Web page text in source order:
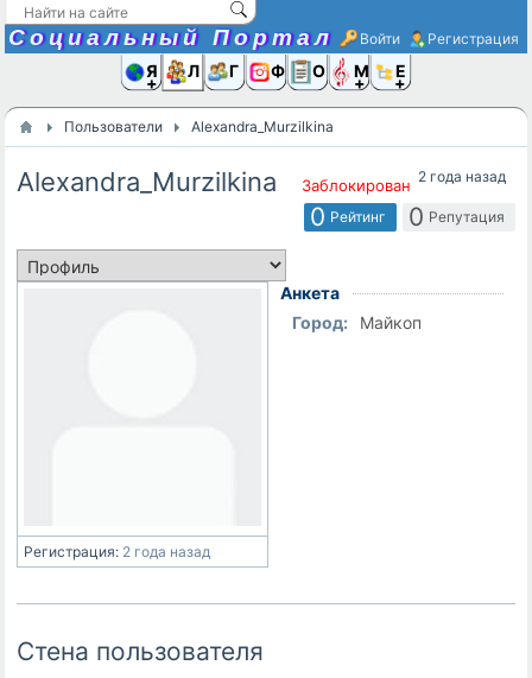
Социальный Портал Войти Регистрация
Я иЛюди
Группы
Фото Ещё
Пользователи Alexandra_Murzilkina
Alexandra_Murzilkina Заблокирован 2 года назад
0 Репутация
0 Рейтинг
Регистрация: 2 года назад
Анкета
Город:
Майкоп
Стена пользователя